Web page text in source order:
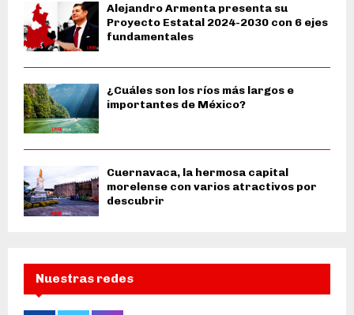
Alejandro Armenta presenta su
Proyecto Estatal 2024-2030 con 6 ejes
fundamentales
¿Cuáles son los ríos más largos e
importantes de México?
Cuernavaca, la hermosa capital
morelense con varios atractivos por
descubrir
Nuestras redes